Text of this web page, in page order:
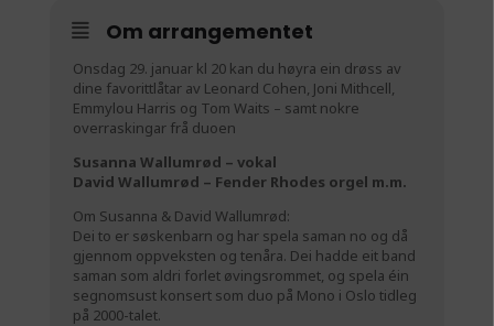
Om arrangementet
Onsdag 29. januar kl 20 kan du høyra ein drøss av
dine favorittlåtar av Leonard Cohen, Joni Mithcell,
Emmylou Harris og Tom Waits – samt nokre
overraskingar frå duoen
Susanna Wallumrød – vokal
David Wallumrød – Fender Rhodes orgel m.m.
Om Susanna & David Wallumrød:
Dei to er søskenbarn og har spela saman no og då
gjennom oppveksten og tenåra. Dei hadde eit band
saman som aldri forlet øvingsrommet, og spela éin
segnomsust konsert som duo på Mono i Oslo tidleg
på 2000-talet.